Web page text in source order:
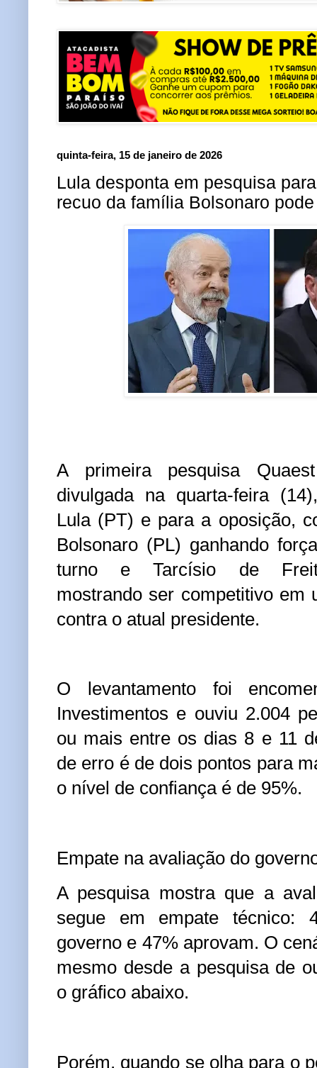
quinta-feira, 15 de janeiro de 2026
Lula desponta em pesquisa
recuo da família Bolsonaro
A primeira pesquisa
divulgada na quarta-feira
Lula (PT) e para a oposição,
Bolsonaro (PL) ganhando
turno e Tarcísio de
mostrando ser competitivo em
contra o atual presidente.
O levantamento foi
Investimentos e ouviu 2.004
ou mais entre os dias 8 e 11
de erro é de dois pontos para
o nível de confiança é de 95%.
Empate na avaliação do
A pesquisa mostra que a
segue em empate técnico:
governo e 47% aprovam. O
mesmo desde a pesquisa de
o gráfico abaixo.
Porém, quando se olha para o